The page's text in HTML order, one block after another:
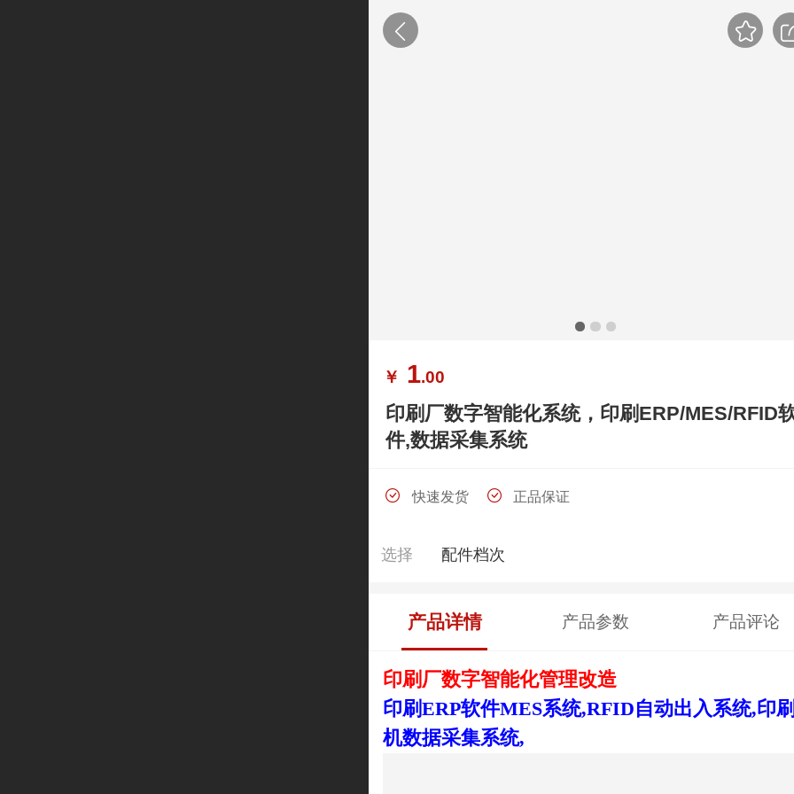
￥ 1.00
印刷厂数字智能化系统，印刷ERP/MES/RFID
件,数据采集系统
快速发货 正品保证
选择 配件档次
产品详情 产品参数 产品评论
印刷厂数字智能化管理改造
印刷ERP软件MES系统,RFID自动出入系统,印
机数据采集系统,